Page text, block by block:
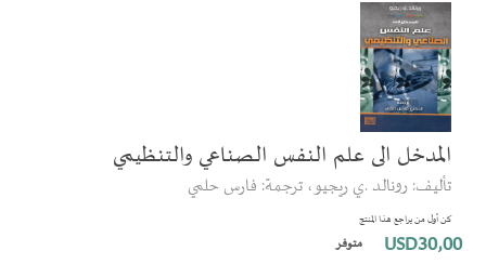
المدخل الى علم النفس الصناعي والتنظيمي
تأليف: رونالد .ي ريجيو، ترجمة: فارس حلمي
كن أول من يراجع هذا المنتج
USD30٫00 متوفر
انتقل
إلى
النهاية
معرض
الصور
تخطي
إلى
بداية
معرض
الصور